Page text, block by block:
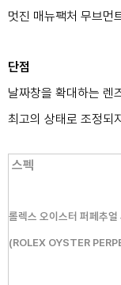
멋진 매뉴팩처 무브먼
단점
날짜창을 확대하는 렌
최고의 상태로 조정되
스펙
롤렉스 오이스터 퍼페추얼
(ROLEX OYSTER